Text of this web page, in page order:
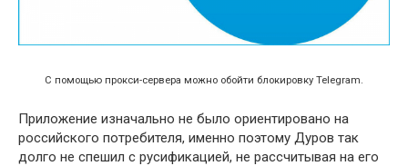
С помощью прокси-сервера можно обойти блокировку Telegram.
Приложение изначально не было ориентировано на
российского потребителя, именно поэтому Дуров так
долго не спешил с русификацией, не рассчитывая на его